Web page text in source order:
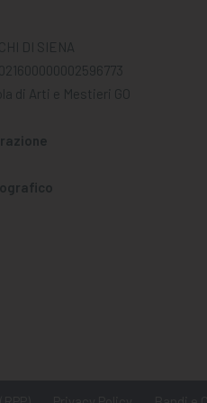
DI SIENA
di Arti e Mestieri GO